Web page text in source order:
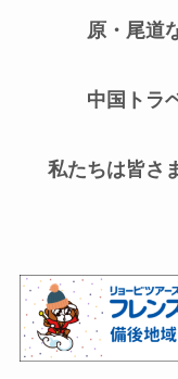
原・尾道
中国トラ
私たちは皆さ